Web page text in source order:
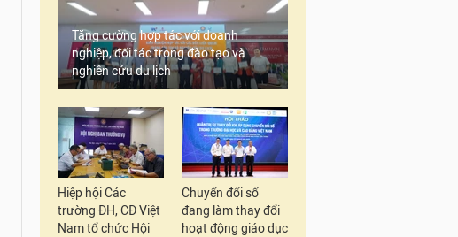
Tăng cường hợp tác với doanh
nghiệp, đối tác trong đào tạo và
nghiên cứu du lịch
Hiệp hội Các
trường ĐH, CĐ Việt
Nam tổ chức Hội
Chuyển đổi số
đang làm thay đổi
hoạt động giáo dục